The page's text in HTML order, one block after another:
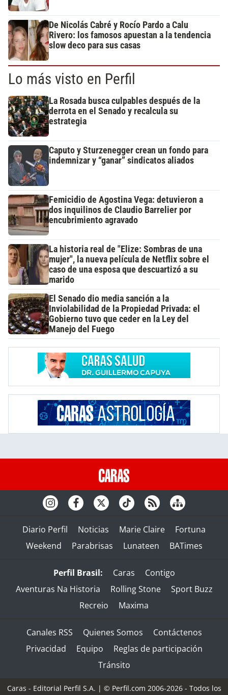
De Nicolás Cabré y Rocío Pardo a Calu
Rivero: los famosos apuestan a la tendencia
slow deco para sus casas
Lo más visto en Perfil
La Rosada busca culpables después de la
derrota en el Senado y recalcula su
estrategia
Caputo y Sturzenegger crean un fondo para
indemnizar y “ganar” sindicatos aliados
Femicidio de Agostina Vega: detuvieron a
dos inquilinos de Claudio Barrelier por
encubrimiento agravado
La historia real de "Elize: Sombras de una
mujer", la nueva película de Netflix sobre el
caso de una esposa que descuartizó a su
marido
El Senado dio media sanción a la
Inviolabilidad de la Propiedad Privada: el
Gobierno tuvo que ceder en la Ley del
Manejo del Fuego
Diario Perfil Noticias Marie Claire
Fortuna
Weekend
Parabrisas Lunateen BATimes
Perfil Brasil: Caras
Contigo
Aventuras Na Historia
Rolling Stone
Sport Buzz
Recreio
Maxima
Canales RSS Quienes Somos
Contáctenos
Privacidad
Equipo
Reglas de participación
Tránsito
Caras - Editorial Perfil S.A. | © Perfil.com 2006-2026 - Todos los